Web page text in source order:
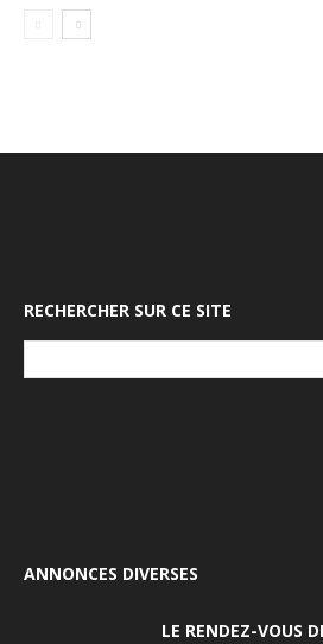
RECHERCHER SUR CE SITE
ANNONCES DIVERSES
LE RENDEZ-VOUS